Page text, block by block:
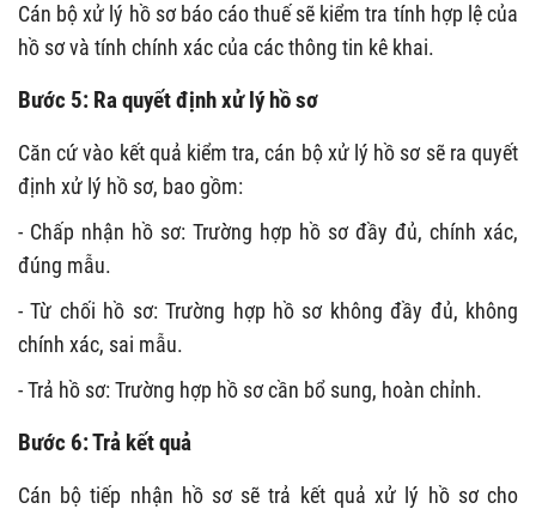
Cán bộ xử lý hồ sơ báo cáo thuế sẽ kiểm tra tính hợp lệ của
hồ sơ và tính chính xác của các thông tin kê khai.
Bước 5: Ra quyết định xử lý hồ sơ
Căn cứ vào kết quả kiểm tra, cán bộ xử lý hồ sơ sẽ ra quyết
định xử lý hồ sơ, bao gồm:
- Chấp nhận hồ sơ: Trường hợp hồ sơ đầy đủ, chính xác,
đúng mẫu.
- Từ chối hồ sơ: Trường hợp hồ sơ không đầy đủ, không
chính xác, sai mẫu.
- Trả hồ sơ: Trường hợp hồ sơ cần bổ sung, hoàn chỉnh.
Bước 6: Trả kết quả
Cán bộ tiếp nhận hồ sơ sẽ trả kết quả xử lý hồ sơ cho